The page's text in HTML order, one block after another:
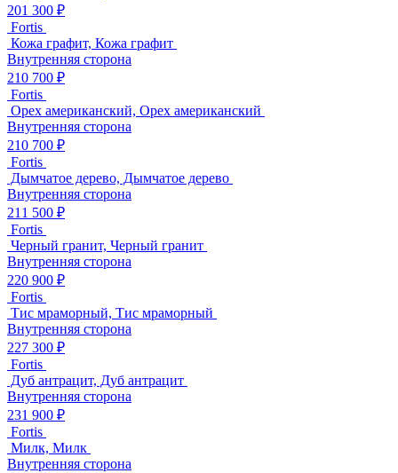
201 300 ₽
Fortis
Кожа графит, Кожа графит
Внутренняя сторона
210 700 ₽
Fortis
Орех американский, Орех американский
Внутренняя сторона
210 700 ₽
Fortis
Дымчатое дерево, Дымчатое дерево
Внутренняя сторона
211 500 ₽
Fortis
Черный гранит, Черный гранит
Внутренняя сторона
220 900 ₽
Fortis
Тис мраморный, Тис мраморный
Внутренняя сторона
227 300 ₽
Fortis
Дуб антрацит, Дуб антрацит
Внутренняя сторона
231 900 ₽
Fortis
Милк, Милк
Внутренняя сторона